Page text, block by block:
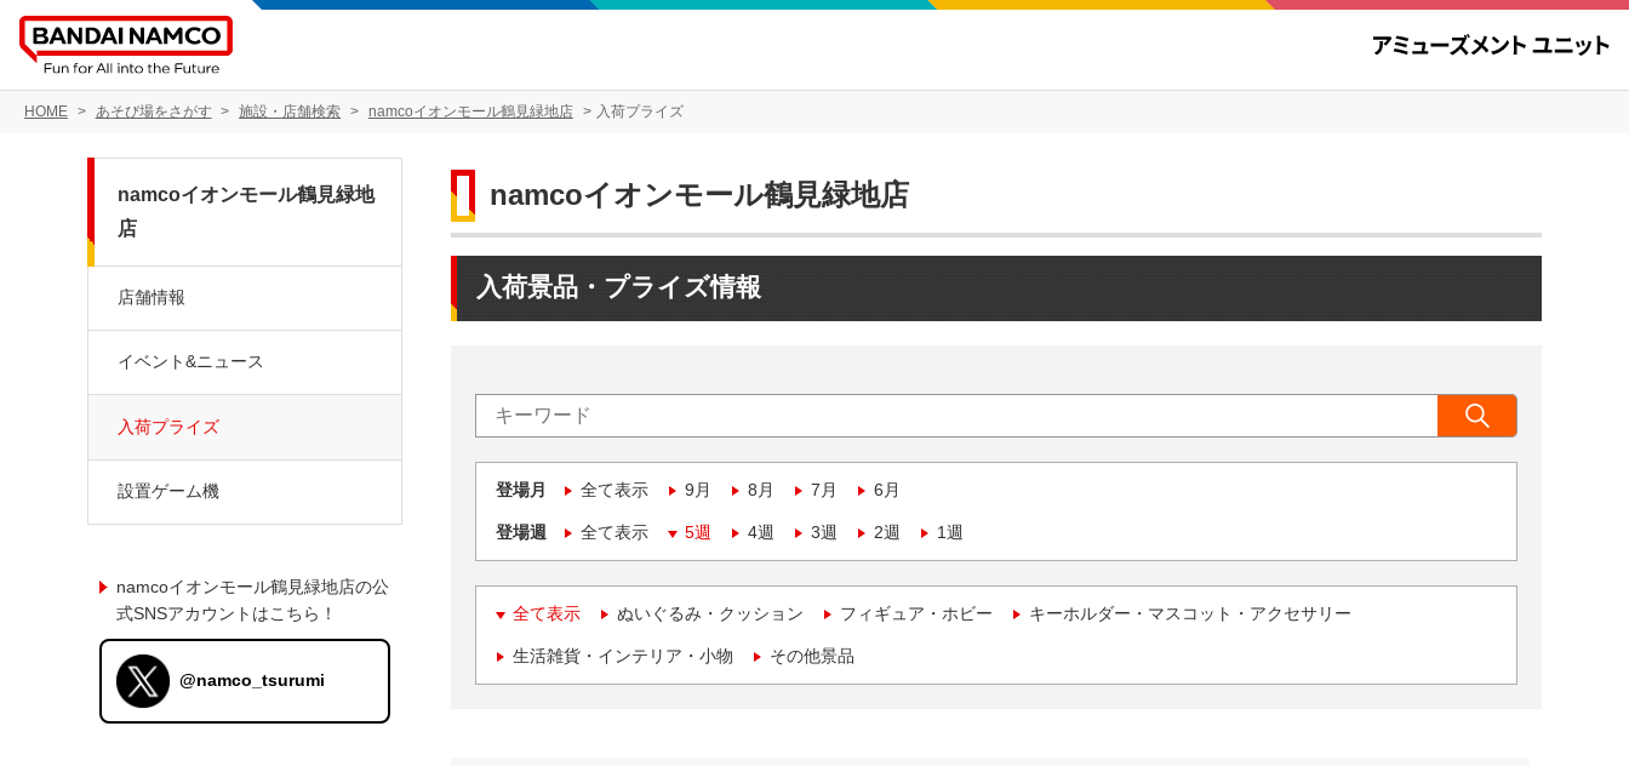
HOME あそび場をさがす 施設・店舗検索 namcoイオンモール鶴見緑地店 入荷プライズ
namcoイオンモール鶴見緑地店
入荷景品・プライズ情報
登場月 全て表示 9月 8月 7月 6月
登場週 全て表示 5週 4週 3週 2週 1週
全て表示 ぬいぐるみ・クッション フィギュア・ホビー キーホルダー・マスコット・アクセサリー
生活雑貨・インテリア・小物 その他景品
namcoイオンモール鶴見緑地
店
店舗情報
イベント&ニュース
入荷プライズ
設置ゲーム機
namcoイオンモール鶴見緑地店の公
式SNSアカウントはこちら！
@namco_tsurumi